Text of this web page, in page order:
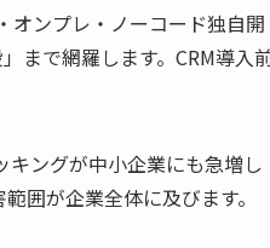
オンプレ・ノーコード独自開
まで網羅します。CRM導入
ングが中小企業にも急増し
囲が企業全体に及びます。